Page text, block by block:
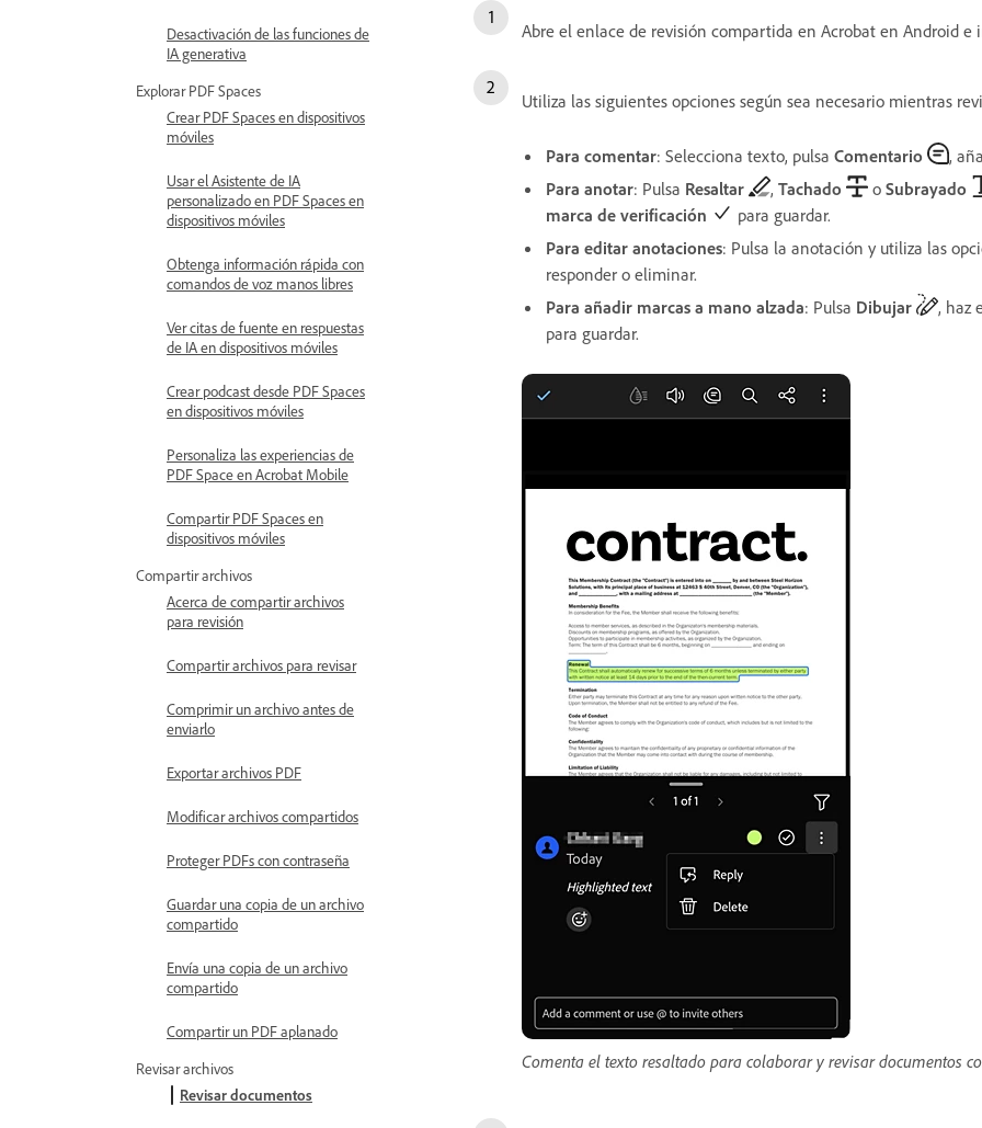
Desactivación de las funciones de
IA generativa
Explorar PDF Spaces
Crear PDF Spaces en dispositivos
móviles
Usar el Asistente de IA
personalizado en PDF Spaces en
dispositivos móviles
Obtenga información rápida con
comandos de voz manos libres
Ver citas de fuente en respuestas
de IA en dispositivos móviles
Crear podcast desde PDF Spaces
en dispositivos móviles
Personaliza las experiencias de
PDF Space en Acrobat Mobile
Compartir PDF Spaces en
dispositivos móviles
Compartir archivos
Acerca de compartir archivos
para revisión
Compartir archivos para revisar
Comprimir un archivo antes de
enviarlo
Exportar archivos PDF
Modificar archivos compartidos
Proteger PDFs con contraseña
Guardar una copia de un archivo
compartido
Envía una copia de un archivo
compartido
Compartir un PDF aplanado
Revisar archivos
Revisar documentos
Abre el enlace de revisión compartida en Acrobat en Android
Utiliza las siguientes opciones según sea necesario mientras
Para comentar: Selecciona texto, pulsa Comentario ,
Para anotar: Pulsa Resaltar , Tachado o Subrayado
marca de verificación
para guardar.
Para editar anotaciones: Pulsa la anotación y utiliza las
responder o eliminar.
Para añadir marcas a mano alzada: Pulsa Dibujar , haz
para guardar.
Comenta el texto resaltado para colaborar y revisar documentos